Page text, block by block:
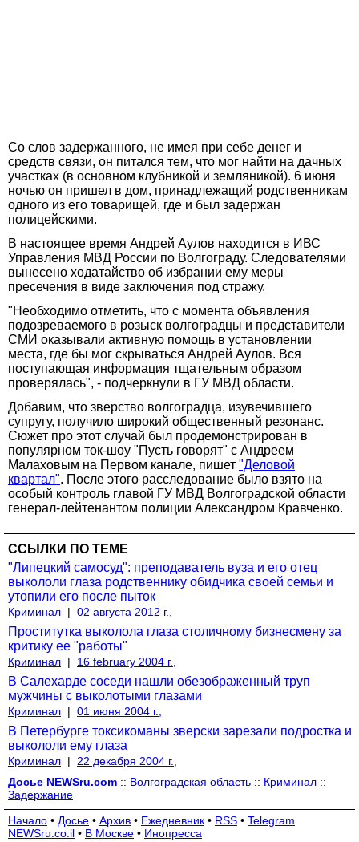
Со слов задержанного, не имея при себе денег и
средств связи, он питался тем, что мог найти на дачных
участках (в основном клубникой и земляникой). 6 июня
ночью он пришел в дом, принадлежащий родственникам
одного из его товарищей, где и был задержан
полицейскими.
В настоящее время Андрей Аулов находится в ИВС
Управления МВД России по Волгограду. Следователями
вынесено ходатайство об избрании ему меры
пресечения в виде заключения под стражу.
"Необходимо отметить, что с момента объявления
подозреваемого в розыск волгоградцы и представители
СМИ оказывали активную помощь в установлении
места, где бы мог скрываться Андрей Аулов. Вся
поступающая информация тщательным образом
проверялась", - подчеркнули в ГУ МВД области.
Добавим, что зверство волгоградца, изувечившего
супругу, получило широкий общественный резонанс.
Сюжет про этот случай был продемонстрирован в
популярном ток-шоу "Пусть говорят" с Андреем
Малаховым на Первом канале, пишет "Деловой
квартал". После этого расследование было взято на
особый контроль главой ГУ МВД Волгоградской области
генерал-лейтенантом полиции Александром Кравченко.
ССЫЛКИ ПО ТЕМЕ
"Липецкий самосуд": преподаватель вуза и его отец
выкололи глаза родственнику обидчика своей семьи и
утопили его после пыток
Криминал | 02 августа 2012 г.,
Проститутка выколола глаза столичному бизнесмену за
критику ее "работы"
Криминал | 16 february 2004 г.,
В Салехарде соседи нашли обезображенный труп
мужчины с выколотыми глазами
Криминал | 01 июня 2004 г.,
В Петербурге токсикоманы зверски зарезали подростка и
выкололи ему глаза
Криминал |
22 декабря 2004 г.,
Досье NEWSru.com :: Волгоградская область :: Криминал ::
Задержание
Начало • Досье • Архив • Ежедневник • RSS • Telegram
NEWSru.co.il • В Москве • Инопресса